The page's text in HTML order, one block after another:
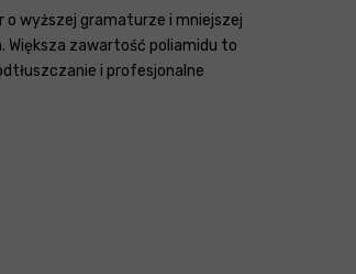
o wyższej gramaturze i mniejszej
Większa zawartość poliamidu to
i profesjonalne